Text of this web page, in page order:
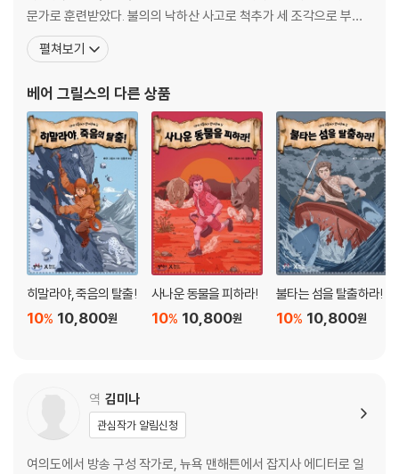
문가로 훈련받았다. 불의의 낙하산 사고로 척추가 세 조각으로 부러
지면서 의가사제대를 한 그는 기적적으로 몸이 회복되자마자 2년 만
에 세계 최연소 에베레스트 정복으로 기네스북에 이름을 올렸다. 그
을 누비며 아무도 시도해보지 않은 획기적인 탐험을 성공적으로
펼쳐보기
베어 그릴스의 다른 상품
히말라야, 죽음의 탈출!
10,800원
10%
사나운 동물을 피하라!
10,800원
10%
불타는 섬을 탈출하라!
10,800원
10%
역 김미나
관심작가 알림신청
여의도에서 방송 구성 작가로, 뉴욕 맨해튼에서 잡지사 에디터로 일